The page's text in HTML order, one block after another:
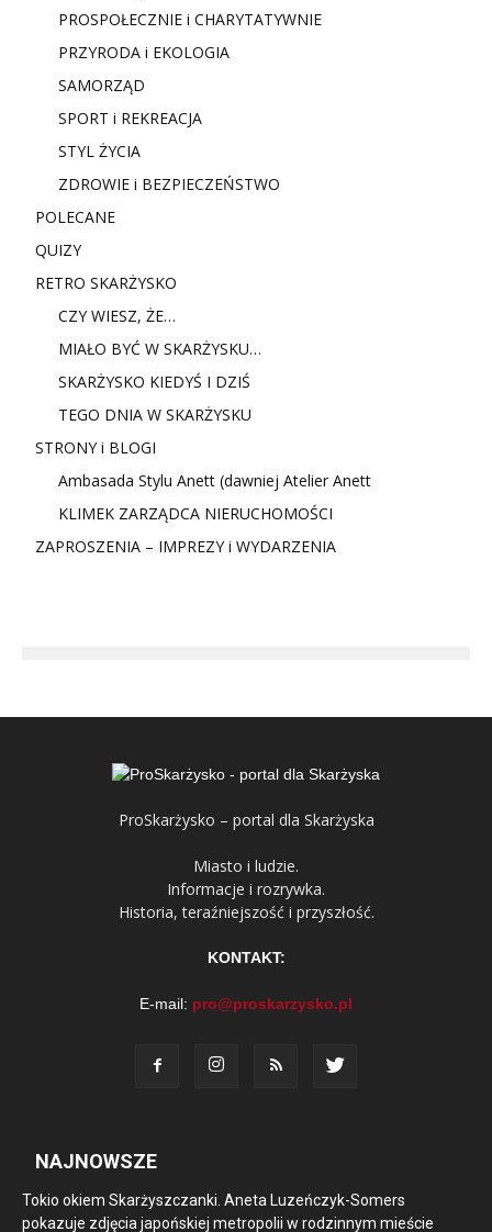
PROSPOŁECZNIE i CHARYTATYWNIE
PRZYRODA i EKOLOGIA
SAMORZĄD
SPORT i REKREACJA
STYL ŻYCIA
ZDROWIE i BEZPIECZEŃSTWO
POLECANE
QUIZY
RETRO SKARŻYSKO
CZY WIESZ, ŻE…
MIAŁO BYĆ W SKARŻYSKU…
SKARŻYSKO KIEDYŚ I DZIŚ
TEGO DNIA W SKARŻYSKU
STRONY i BLOGI
Ambasada Stylu Anett (dawniej Atelier Anett
KLIMEK ZARZĄDCA NIERUCHOMOŚCI
ZAPROSZENIA – IMPREZY i WYDARZENIA
ProSkarżysko – portal dla Skarżyska
Miasto i ludzie.
Informacje i rozrywka.
Historia, teraźniejszość i przyszłość.
KONTAKT:
E-mail: pro@proskarzysko.pl
NAJNOWSZE
Tokio okiem Skarżyszczanki. Aneta Luzeńczyk-Somers
pokazuje zdjęcia japońskiej metropolii w rodzinnym mieście